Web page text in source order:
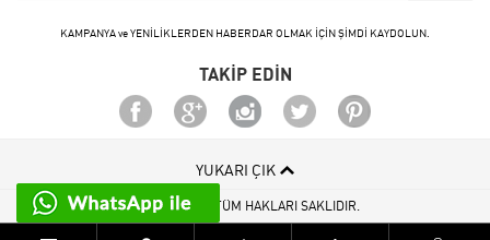
KAMPANYA ve YENİLİKLERDEN HABERDAR OLMAK İÇİN ŞİMDİ KAYDOLUN.
TAKİP EDİN
YUKARI ÇIK
© 2015 - 2026 TÜM HAKLARI SAKLIDIR.